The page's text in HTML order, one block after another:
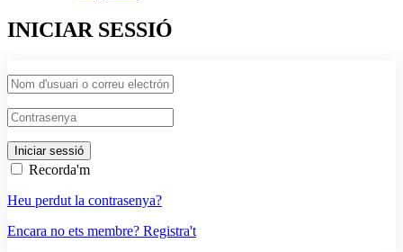
INICIAR SESSIÓ
Recorda'm
Heu perdut la contrasenya?
Encara no ets membre? Registra't